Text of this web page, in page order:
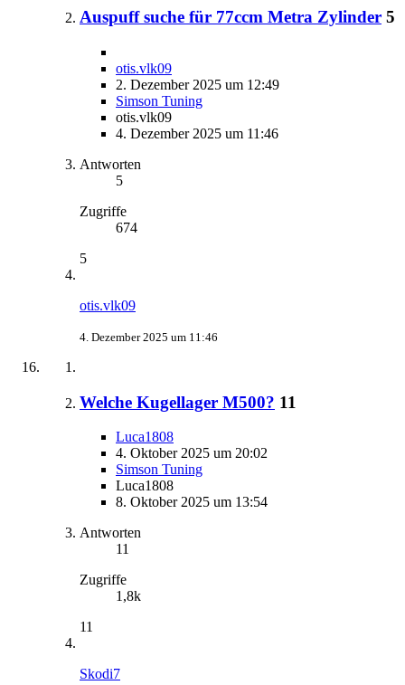
Auspuff suche für 77ccm Metra Zylinder 5
otis.vlk09
2. Dezember 2025 um 12:49
Simson Tuning
otis.vlk09
4. Dezember 2025 um 11:46
Antworten
5
Zugriffe
674
5
otis.vlk09
4. Dezember 2025 um 11:46
Welche Kugellager M500? 11
Luca1808
4. Oktober 2025 um 20:02
Simson Tuning
Luca1808
8. Oktober 2025 um 13:54
Antworten
11
Zugriffe
1,8k
11
Skodi7